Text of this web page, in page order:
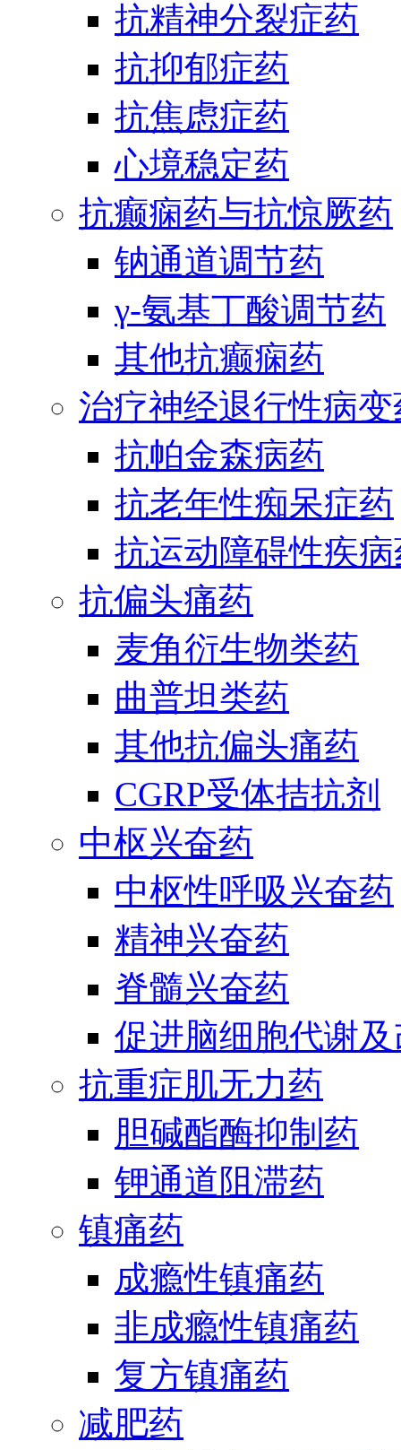
抗精神分裂症药
抗抑郁症药
抗焦虑症药
心境稳定药
抗癫痫药与抗惊厥药
钠通道调节药
γ-氨基丁酸调节药
其他抗癫痫药
治疗神经退行性病
抗帕金森病药
抗老年性痴呆症药
抗运动障碍性疾
抗偏头痛药
麦角衍生物类药
曲普坦类药
其他抗偏头痛药
CGRP受体拮抗剂
中枢兴奋药
中枢性呼吸兴奋药
精神兴奋药
脊髓兴奋药
促进脑细胞代谢
抗重症肌无力药
胆碱酯酶抑制药
钾通道阻滞药
镇痛药
成瘾性镇痛药
非成瘾性镇痛药
复方镇痛药
减肥药